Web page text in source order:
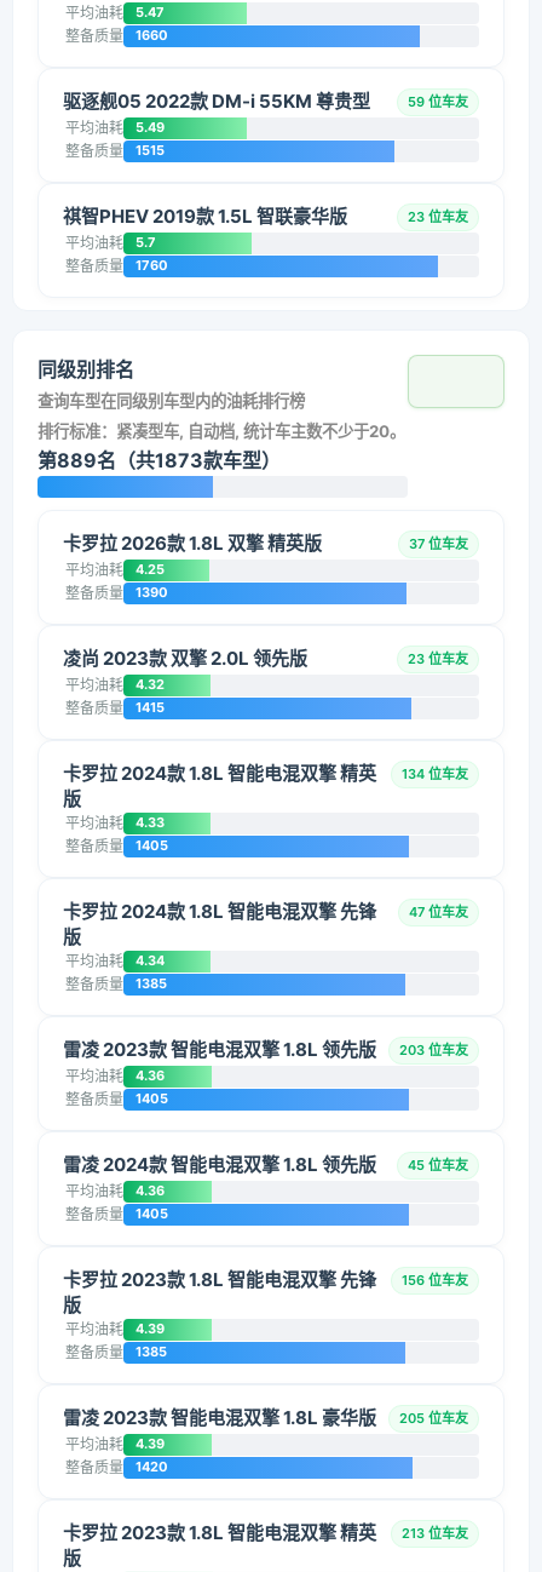
平均油耗 5.47
整备质量 1660
驱逐舰05 2022款 DM-i 55KM 尊贵型 59 位车友
平均油耗 5.49
整备质量 1515
祺智PHEV 2019款 1.5L 智联豪华版 23 位车友
平均油耗 5.7
整备质量 1760
同级别排名
查询车型在同级别车型内的油耗排行榜
排行标准：紧凑型车, 自动档, 统计车主数不少于20。
第889名（共1873款车型）
卡罗拉 2026款 1.8L 双擎 精英版 37 位车友
平均油耗 4.25
整备质量 1390
凌尚 2023款 双擎 2.0L 领先版 23 位车友
平均油耗 4.32
整备质量 1415
卡罗拉 2024款 1.8L 智能电混双擎 精英
版
134 位车友
平均油耗 4.33
整备质量 1405
卡罗拉 2024款 1.8L 智能电混双擎 先锋
版
47 位车友
平均油耗 4.34
整备质量 1385
雷凌 2023款 智能电混双擎 1.8L 领先版 203 位车友
平均油耗 4.36
整备质量 1405
雷凌 2024款 智能电混双擎 1.8L 领先版 45 位车友
平均油耗 4.36
整备质量 1405
卡罗拉 2023款 1.8L 智能电混双擎 先锋
版
156 位车友
平均油耗 4.39
整备质量 1385
雷凌 2023款 智能电混双擎 1.8L 豪华版 205 位车友
平均油耗 4.39
整备质量 1420
卡罗拉 2023款 1.8L 智能电混双擎 精英
版
213 位车友